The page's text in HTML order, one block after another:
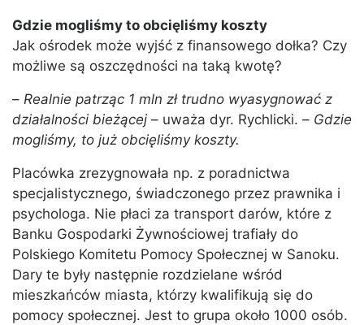
Gdzie mogliśmy to obcięliśmy koszty
Jak ośrodek może wyjść z finansowego dołka? Czy
możliwe są oszczędności na taką kwotę?
– Realnie patrząc 1 mln zł trudno wyasygnować z
działalności bieżącej – uważa dyr. Rychlicki. – Gdzie
mogliśmy, to już obcięliśmy koszty.
Placówka zrezygnowała np. z poradnictwa
specjalistycznego, świadczonego przez prawnika i
psychologa. Nie płaci za transport darów, które z
Banku Gospodarki Żywnościowej trafiały do
Polskiego Komitetu Pomocy Społecznej w Sanoku.
Dary te były następnie rozdzielane wśród
mieszkańców miasta, którzy kwalifikują się do
pomocy społecznej. Jest to grupa około 1000 osób.